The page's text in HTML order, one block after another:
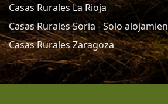
Casas Rurales La Rioja
Casas Rurales Soria - Solo
Casas Rurales Zaragoza